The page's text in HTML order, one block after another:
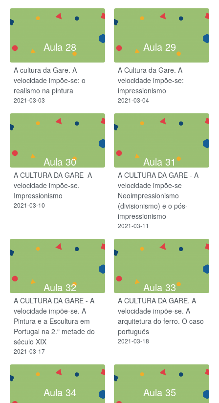
Aula 28
A cultura da Gare. A
velocidade impõe-se: o
realismo na pintura
2021-03-03
Aula 29
A Cultura da Gare. A
velocidade impõe-se:
impressionismo
2021-03-04
Aula 30
A CULTURA DA GARE ​ A
velocidade impõe-se​.
Impressionismo​
2021-03-10
Aula 31
A CULTURA DA GARE - A
velocidade impõe-se​​
Neoimpressionismo
(divisionismo) e o pós-
impressionismo
2021-03-11
Aula 32
A CULTURA DA GARE - A
velocidade impõe-se. A
Pintura e a Escultura em
Portugal na 2.ª metade do
século XIX
2021-03-17
Aula 33
A CULTURA DA GARE. A
velocidade impõe-se. A
arquitetura do ferro. O caso
português
2021-03-18
Aula 34 Aula 35